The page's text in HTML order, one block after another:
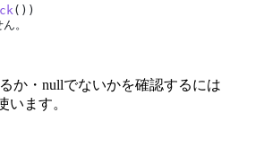
())
。
か・nullでないかを確認するには
います。